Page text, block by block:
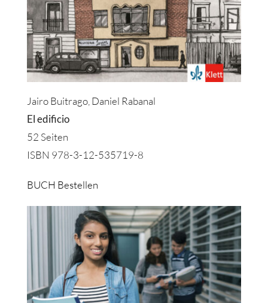
Jairo Buitrago, Daniel Rabanal
El edificio
52 Seiten
ISBN 978-3-12-535719-8
BUCH Bestellen